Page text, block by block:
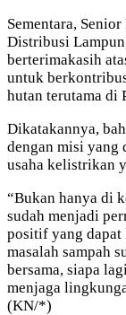
Sementara,
Distribusi
berterimakasih
untuk
hutan terutama di
Dikatakannya,
dengan misi yang
usaha kelistrikan
“Bukan hanya di
sudah menjadi
positif yang
masalah sampah
bersama, siapa
menjaga
(KN/*)